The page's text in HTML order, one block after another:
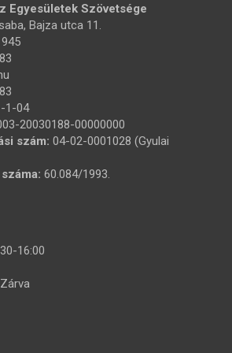
Egyesületek Szövetsége
Bajza utca 11.
1-04
20030188-00000000
szám: 04-02-0001028 (Gyulai
60.084/1993.
16:00
Zárva